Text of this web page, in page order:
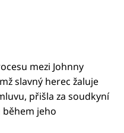
mezi Johnny
slavný herec žaluje
přišla za soudkyní
jeho